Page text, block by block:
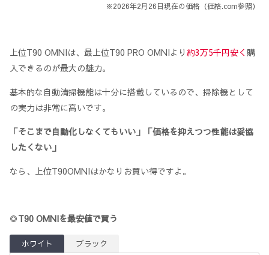
※2026年2月26日現在の価格（価格.com参照）
上位T90 OMNIは、最上位T90 PRO OMNIより 約3万5千円安く 購
入できるのが最大の魅力。
基本的な自動清掃機能は十分に搭載しているので、掃除機として
の実力は非常に高いです。
「そこまで自動化しなくてもいい」「価格を抑えつつ性能は妥協
したくない」
なら、上位T90OMNIはかなりお買い得ですよ。
◎T90 OMNIを最安値で買う
ホワイト ブラック